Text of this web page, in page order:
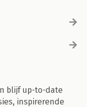
blijf up-to-date
inspirerende